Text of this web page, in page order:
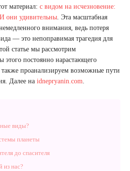
материал: с видом на исчезновение:
они удивительны . Эта масштабная
внимания, ведь потеря
— это непоправимая трагедия для
статье мы рассмотрим
этого постоянно нарастающего
также проанализируем возможные пути
Далее на idnepryanin.com
виды?
планеты
до спасителя
из нас?